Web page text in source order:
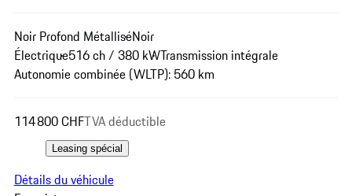
Noir Profond MétalliséNoir
Électrique516 ch / 380 kWTransmission intégrale
Autonomie combinée (WLTP): 560 km
114 800 CHFTVA déductible
Leasing spécial
Détails du véhicule